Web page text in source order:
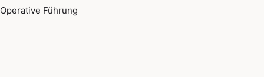
Operative Führung